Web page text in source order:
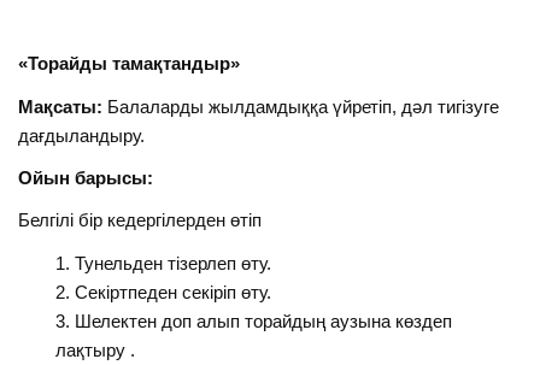
«Торайды тамақтандыр»
Мақсаты: Балаларды жылдамдыққа үйретіп, дәл тигізуге
дағдыландыру.
Ойын барысы:
Белгілі бір кедергілерден өтіп
Тунельден тізерлеп өту.
Секіртпеден секіріп өту.
Шелектен доп алып торайдың аузына көздеп
лақтыру .